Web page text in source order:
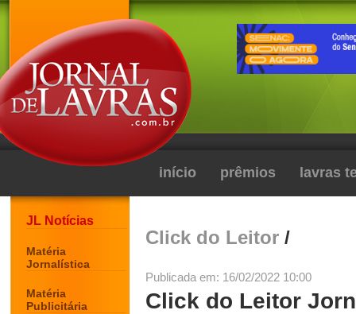
início prêmios lavras
JL Notícias
Matéria
Jornalística
Matéria
Publicitária
Click do Leitor /
Publicada em: 16/02/2022 10:00
Click do Leitor